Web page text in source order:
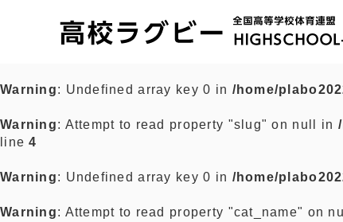
Warning: Undefined array key 0 in /home/
Warning: Attempt to read property "slug" on null in
line4
Warning: Undefined array key 0 in /home/
Warning: Attempt to read property "cat_name" on